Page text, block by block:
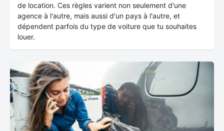
de location. Ces règles varient non seulement d'une
agence à l'autre, mais aussi d'un pays à l'autre, et
dépendent parfois du type de voiture que tu souhaites
louer.